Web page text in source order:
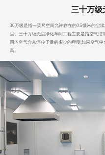
三十万级
30万级是指一英尺空间允许存在的0.5微米的尘
尘。三十万级无尘净化车间工程主要是指空气
围内空气含悬浮粒子量的多少的程度,如果空气
高。